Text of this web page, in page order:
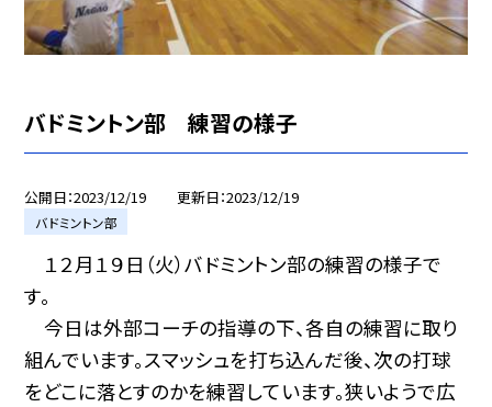
バドミントン部 練習の様子
公開日 2023/12/19 更新日 2023/12/19
バドミントン部
１２月１９日（火）バドミントン部の練習の様子で
す。
今日は外部コーチの指導の下、各自の練習に取り
組んでいます。スマッシュを打ち込んだ後、次の打球
をどこに落とすのかを練習しています。狭いようで広